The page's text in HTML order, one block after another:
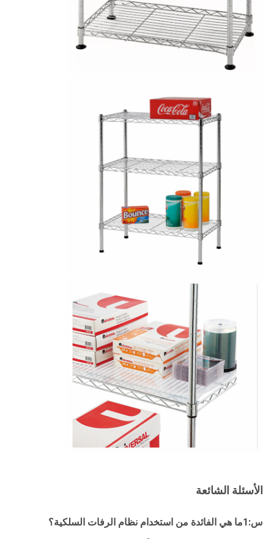
الأسئلة الشائعة
س:1ما هي الفائدة من استخدام نظام الرفات السلكية؟